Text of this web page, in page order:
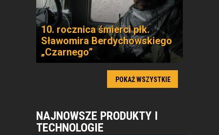
10. rocznica śmierci płk.
Sławomira Berdychowskiego
„Czarnego”
POKAŻ WSZYSTKIE
NAJNOWSZE PRODUKTY I
TECHNOLOGIE